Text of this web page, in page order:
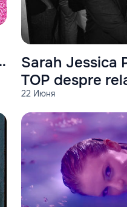
22 Июня
Sarah Jessica
TOP despre
Downey Jr